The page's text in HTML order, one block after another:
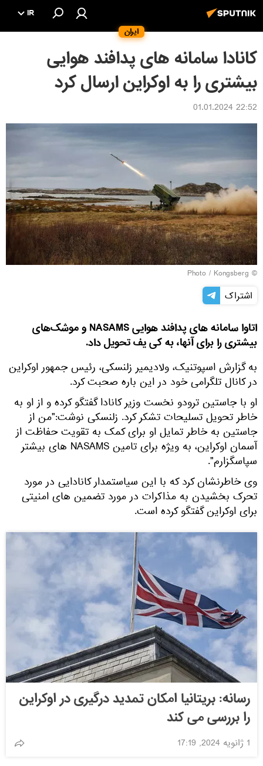
ایران
IR
کانادا سامانه های پدافند هوایی
بیشتری را به اوکراین ارسال کرد
22:52 01.01.2024
© Photo /
Kongsberg
اشتراک
اتاوا سامانه های پدافند هوایی NASAMS و موشک‌های
بیشتری را برای آنها، به کی یف تحویل داد.
به گزارش اسپوتنیک، ولادیمیر زلنسکی، رئیس جمهور اوکراین
در کانال تلگرامی خود در این باره صحبت کرد.
او با جاستین ترودو نخست وزیر کانادا گفتگو کرده و از او به
خاطر تحویل تسلیحات تشکر کرد. زلنسکی نوشت:"من از
جاستین به خاطر تمایل او برای کمک به تقویت حفاظت از
آسمان اوکراین، به ویژه برای تامین NASAMS های بیشتر
سپاسگزارم".
وی خاطرنشان کرد که با این سیاستمدار کانادایی در مورد
تحرک بخشیدن به مذاکرات در مورد تضمین های امنیتی
برای اوکراین گفتگو کرده است.
رسانه: بریتانیا امکان تمدید درگیری در اوکراین
را بررسی می کند
1 ژانویه 2024, 17:19